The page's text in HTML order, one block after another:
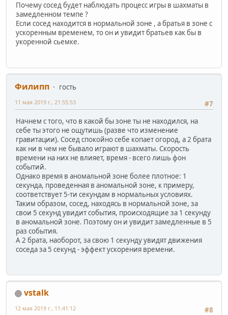
Почему сосед будет наблюдать процесс игры в шахматы в
замедленном темпе ?
Если сосед находится в нормальной зоне , а братья в зоне с
ускоренным временем, то он и увидит братьев как бы в
укоренной сьемке.
Филипп
гость
#7
11 мая 2019 г., 21:55:53
Начнем с того, что в какой бы зоне ты не находился, на
себе ты этого не ощутишь (разве что изменение
гравитации). Сосед спокойно себе копает огород, а 2 брата
как ни в чем не бывало играют в шахматы. Скорость
времени на них не влияет, время - всего лишь фон
событий.
Однако время в аномальной зоне более плотное: 1
секунда, проведенная в аномальной зоне, к примеру,
соответствует 5-ти секундам в нормальных условиях.
Таким образом, сосед, находясь в нормальной зоне, за
свои 5 секунд увидит события, происходящие за 1 секунду
в аномальной зоне. Поэтому он и увидит замедленные в 5
раз события.
А 2 брата, наоборот, за свою 1 секунду увидят движения
соседа за 5 секунд - эффект ускорения времени.
vstalk
#8
12 мая 2019 г., 11:41:12